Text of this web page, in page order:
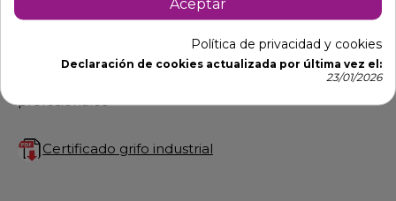
Pulsador de grifo para ducha o caño bajo de la
hostelería 542240 para fregaderos industriales o
profesionales
Certificado grifo industrial
Aceptar
Política de privacidad y cookies
Declaración de cookies actualizada por última vez el:
23/01/2026